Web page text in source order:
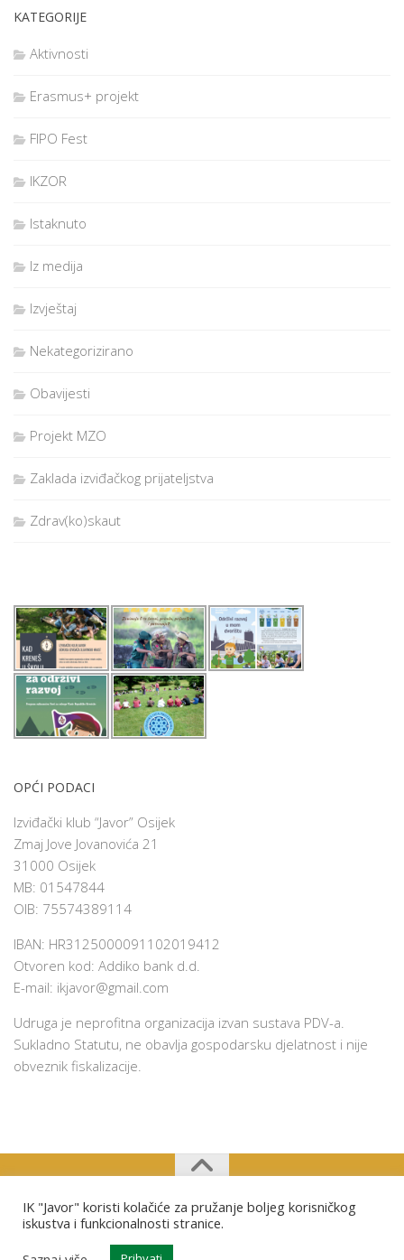
KATEGORIJE
Aktivnosti
Erasmus+ projekt
FIPO Fest
IKZOR
Istaknuto
Iz medija
Izvještaj
Nekategorizirano
Obavijesti
Projekt MZO
Zaklada izviđačkog prijateljstva
Zdrav(ko)skaut
OPĆI PODACI
Izviđački klub “Javor” Osijek
Zmaj Jove Jovanovića 21
31000 Osijek
MB: 01547844
OIB: 75574389114
IBAN: HR3125000091102019412
Otvoren kod: Addiko bank d.d.
E-mail: ikjavor@gmail.com
Udruga je neprofitna organizacija izvan sustava PDV-a.
Sukladno Statutu, ne obavlja gospodarsku djelatnost i nije
obveznik fiskalizacije.
Izviđački klub "Javor" Osijek © 2026. Sva prava pridržana.
IK "Javor" koristi kolačiće za pružanje boljeg korisničkog
iskustva i funkcionalnosti stranice.